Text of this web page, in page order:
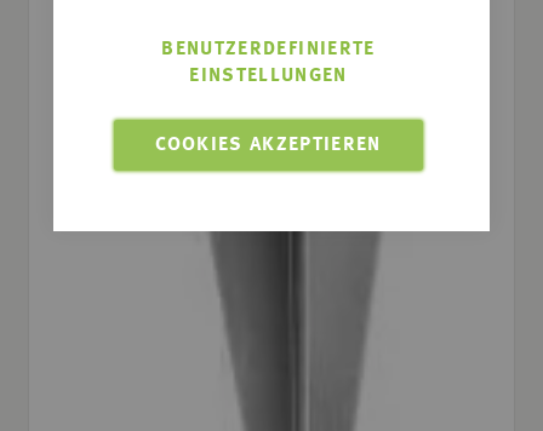
COOKIES AKZEPTIEREN
BENUTZERDEFINIERTE
EINSTELLUNGEN